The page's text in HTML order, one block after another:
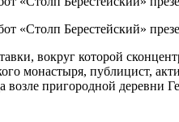
вокруг которой
монастыря, публицист,
возле пригородной деревни